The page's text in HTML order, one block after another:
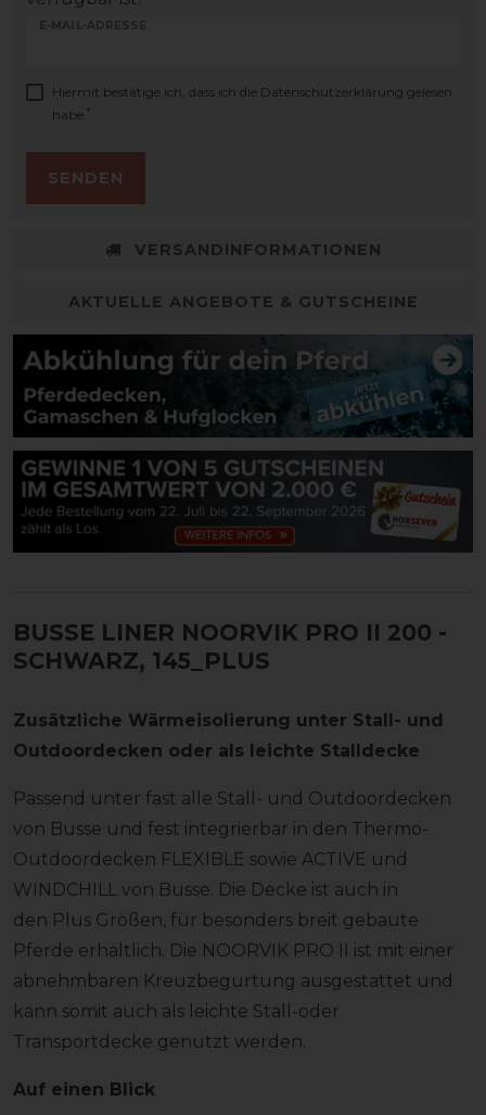
E-MAIL-ADRESSE
Hiermit bestätige ich, dass ich die Daten­schutz­erklärung gelesen
habe. *
SENDEN
VERSANDINFORMATIONEN
AKTUELLE ANGEBOTE & GUTSCHEINE
BUSSE LINER NOORVIK PRO II 200 -
SCHWARZ, 145_PLUS
Zusätzliche Wärmeisolierung unter Stall- und
Outdoordecken oder als leichte Stalldecke
Passend unter fast alle Stall- und Outdoordecken
von Busse und fest integrierbar in den Thermo-
Outdoordecken FLEXIBLE sowie ACTIVE und
WINDCHILL von Busse. Die Decke ist auch in
den Plus Größen, für besonders breit gebaute
Pferde erhältlich. Die NOORVIK PRO II ist mit einer
abnehmbaren Kreuzbegurtung ausgestattet und
kann somit auch als leichte Stall-oder
Transportdecke genutzt werden.
Auf einen Blick